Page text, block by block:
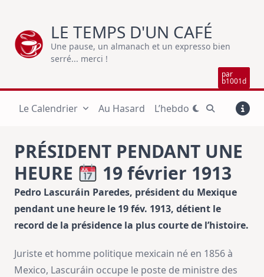
content
LE TEMPS D'UN CAFÉ
Une pause, un almanach et un expresso bien
serré... merci !
par
b1001d
Le Calendrier Au Hasard L’hebdo
PRÉSIDENT PENDANT UNE
HEURE
19 février 1913
Pedro Lascuráin Paredes, président du Mexique
pendant une heure le 19 fév. 1913, détient le
record de la présidence la plus courte de l’histoire.
Juriste et homme politique mexicain né en 1856 à
Mexico, Lascuráin occupe le poste de ministre des